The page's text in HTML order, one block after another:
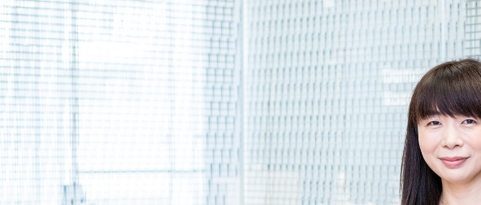
Where
事業所・アクセス